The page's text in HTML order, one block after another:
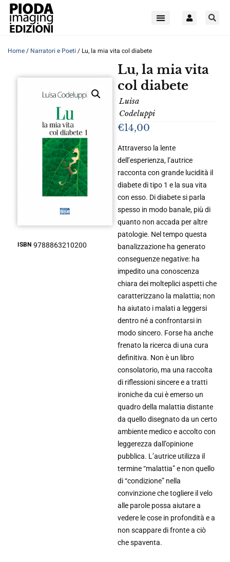
Home/ Narratori e Poeti / Lu, la mia vita col diabete
ISBN 9788863210200
Lu, la mia vita
col diabete
Luisa
Codeluppi
€14,00
Attraverso la lente
dell’esperienza, l’autrice
racconta con grande lucidità il
diabete di tipo 1 e la sua vita
con esso. Di diabete si parla
spesso in modo banale, più di
quanto non accada per altre
patologie. Nel tempo questa
banalizzazione ha generato
conseguenze negative: ha
impedito una conoscenza
chiara dei molteplici aspetti che
caratterizzano la malattia; non
ha aiutato i malati a leggersi
dentro né a confrontarsi in
modo sincero. Forse ha anche
frenato la ricerca di una cura
definitiva. Non è un libro
consolatorio, ma una raccolta
di riflessioni sincere e a tratti
ironiche da cui è emerso un
quadro della malattia distante
da quello disegnato da un certo
ambiente medico e accolto con
leggerezza dall’opinione
pubblica. L’autrice utilizza il
termine “malattia” e non quello
di “condizione” nella
convinzione che togliere il velo
alle parole possa aiutare a
vedere le cose in profondità e a
non scappare di fronte a ciò
che spaventa.